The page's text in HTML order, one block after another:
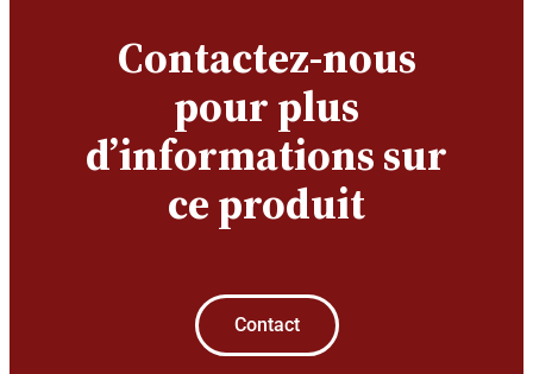
Contactez-nous
pour plus
d’informations sur
ce produit
Contact